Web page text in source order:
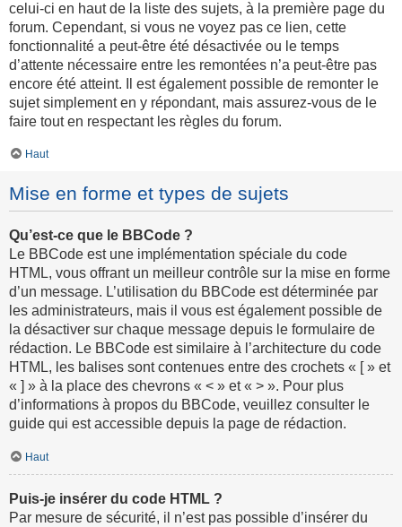
celui-ci en haut de la liste des sujets, à la première page du
forum. Cependant, si vous ne voyez pas ce lien, cette
fonctionnalité a peut-être été désactivée ou le temps
d’attente nécessaire entre les remontées n’a peut-être pas
encore été atteint. Il est également possible de remonter le
sujet simplement en y répondant, mais assurez-vous de le
faire tout en respectant les règles du forum.
Haut
Mise en forme et types de sujets
Qu’est-ce que le BBCode ?
Le BBCode est une implémentation spéciale du code
HTML, vous offrant un meilleur contrôle sur la mise en forme
d’un message. L’utilisation du BBCode est déterminée par
les administrateurs, mais il vous est également possible de
la désactiver sur chaque message depuis le formulaire de
rédaction. Le BBCode est similaire à l’architecture du code
HTML, les balises sont contenues entre des crochets « [ » et
« ] » à la place des chevrons « < » et « > ». Pour plus
d’informations à propos du BBCode, veuillez consulter le
guide qui est accessible depuis la page de rédaction.
Haut
Puis-je insérer du code HTML ?
Par mesure de sécurité, il n’est pas possible d’insérer du